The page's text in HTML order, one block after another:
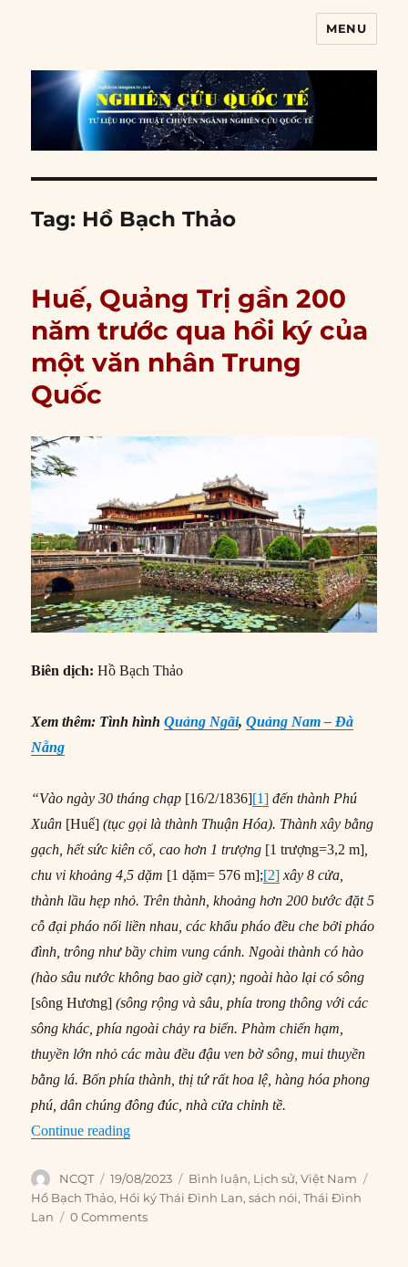
MENU
Tag: Hồ Bạch Thảo
Huế, Quảng Trị gần 200
năm trước qua hồi ký của
một văn nhân Trung
Quốc
Biên dịch:Hồ Bạch Thảo
Xem thêm: Tình hìnhQuảng Ngãi,Quảng Nam – Đà
Nẵng
“Vào ngày 30 tháng chạp [16/2/1836][1] đến thành Phú
Xuân [Huế] (tục gọi là thành Thuận Hóa). Thành xây bằng
gạch, hết sức kiên cố, cao hơn 1 trượng [1 trượng=3,2 m]
chu vi khoảng 4,5 dặm [1 dặm= 576 m];[2] xây 8 cửa,
thành lầu hẹp nhỏ. Trên thành, khoảng hơn 200 bước đặt 5
cỗ đại pháo nối liền nhau, các khẩu pháo đều che bởi pháo
đình, trông như bầy chim vung cánh. Ngoài thành có hào
(hào sâu nước không bao giờ cạn); ngoài hào lại có sông
[sông Hương] (sông rộng và sâu, phía trong thông với các
sông khác, phía ngoài chảy ra biển. Phàm chiến hạm,
thuyền lớn nhỏ các màu đều đậu ven bờ sông, mui thuyền
bằng lá. Bốn phía thành, thị tứ rất hoa lệ, hàng hóa phong
phú, dân chúng đông đúc, nhà cửa chỉnh tề.
Continue reading“Huế, Quảng Trị gần 200 năm trước qua hồi
Author
NCQT
Posted
on
19/08/2023 Categories
Bình luận, Lịch sử,Việt Nam
Hồ Bạch Thảo, Hồi ký Thái Đình Lan,sách nói,Thái Đình
Lan
0 Comments